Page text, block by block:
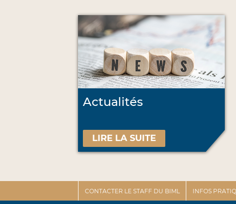
Actualités
LIRE LA SUITE
CONTACTER LE STAFF DU BIML INFOS